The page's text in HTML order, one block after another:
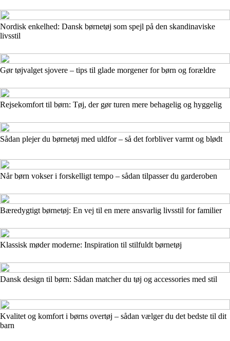
Nordisk enkelhed: Dansk børnetøj som spejl på den skandinaviske
livsstil
Gør tøjvalget sjovere – tips til glade morgener for børn og forældre
Rejsekomfort til børn: Tøj, der gør turen mere behagelig og hyggelig
Sådan plejer du børnetøj med uldfor – så det forbliver varmt og blødt
Når børn vokser i forskelligt tempo – sådan tilpasser du garderoben
Bæredygtigt børnetøj: En vej til en mere ansvarlig livsstil for familier
Klassisk møder moderne: Inspiration til stilfuldt børnetøj
Dansk design til børn: Sådan matcher du tøj og accessories med stil
Kvalitet og komfort i børns overtøj – sådan vælger du det bedste til dit
barn